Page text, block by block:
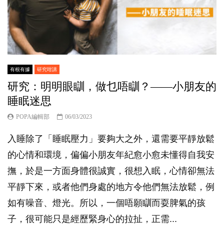
有根有據 研究咁講
研究：明明眼瞓，做乜唔瞓？——小朋友的
睡眠迷思
POPA編輯部 06/03/2023
入睡除了「睡眠壓力」要夠大之外，還需要平靜放鬆
的心情和環境，偏偏小朋友年紀愈小愈未懂得自我安
撫，於是一方面身體很誠實，很想入眠，心情卻無法
平靜下來，或者他們身處的地方令他們無法放鬆，例
如有噪音、燈光。所以，一個唔願瞓而耍脾氣的孩
子，很可能只是經歷緊身心的拉扯，正需...